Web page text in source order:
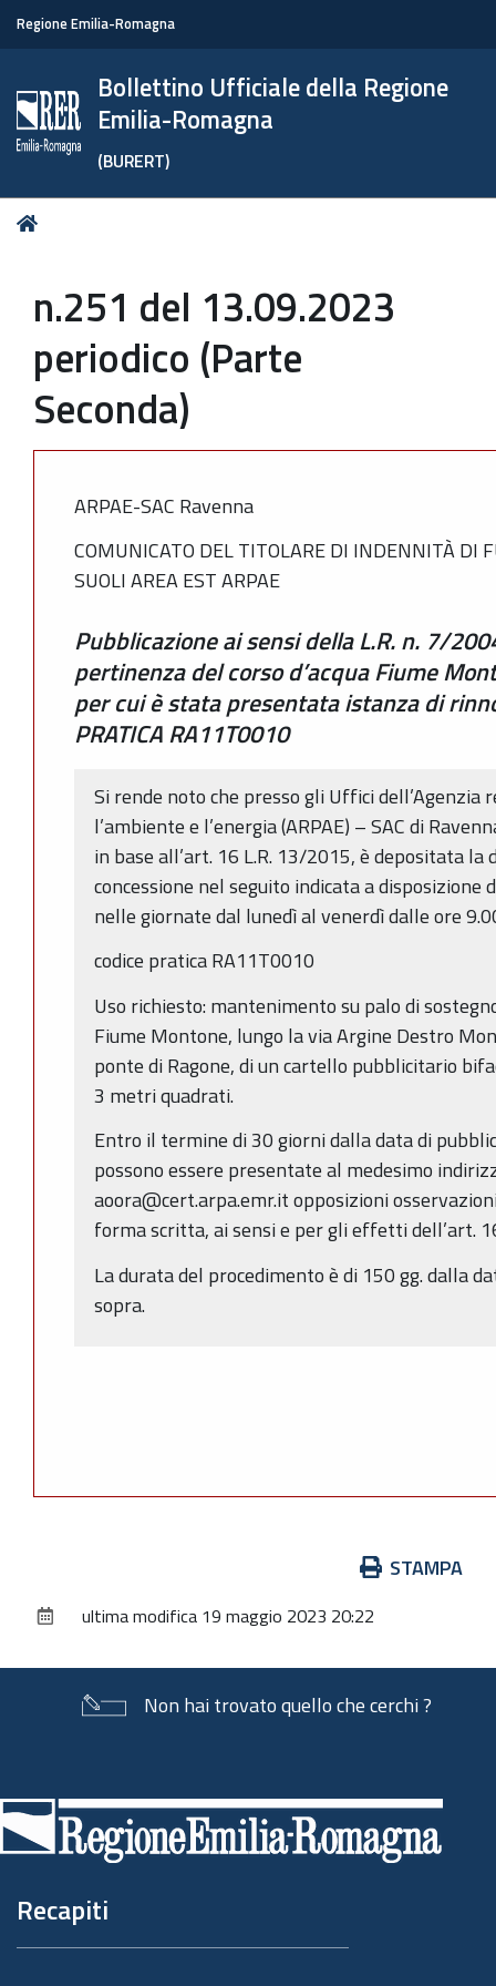
Regione Emilia-Romagna
Bollettino Ufficiale della Regione
Emilia-Romagna
(BURERT)
Tu
n.251 del 13.09.2023
periodico (Parte
Seconda)
ARPAE-SAC Ravenna
COMUNICATO DEL TITOLARE DI INDENNITÀ DI
SUOLI AREA EST ARPAE
Pubblicazione ai sensi della L.R. n. 7/
pertinenza del corso d’acqua Fiume
per cui è stata presentata istanza di
PRATICA RA11T0010
Si rende noto che presso gli Uffici dell’Agenzia
l’ambiente e l’energia (ARPAE) – SAC di
in base all’art. 16 L.R. 13/2015, è depositata la
concessione nel seguito indicata a disposizione
nelle giornate dal lunedì al venerdì dalle ore
codice pratica RA11T0010
Uso richiesto: mantenimento su palo di
Fiume Montone, lungo la via Argine Destro
ponte di Ragone, di un cartello pubblicitario
3 metri quadrati.
Entro il termine di 30 giorni dalla data di
possono essere presentate al medesimo
aoora@cert.arpa.emr.it opposizioni
forma scritta, ai sensi e per gli effetti dell’art.
La durata del procedimento è di 150 gg. dalla
sopra.
documento
STAMPA
ultima modifica 19 maggio 2023 20:22
Non hai trovato quello che cerchi ?
di
pagina
Recapiti